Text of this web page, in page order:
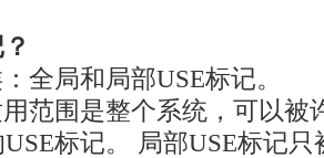
全局和局部USE标记。
范围是整个系统，可以被
标记。 局部USE标记